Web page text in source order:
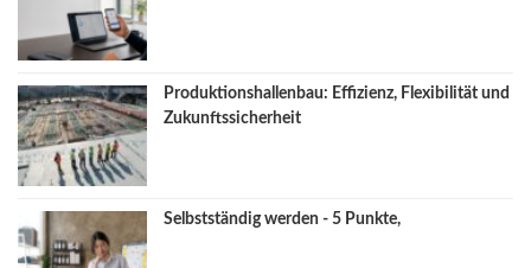
Produktionshallenbau: Effizienz, Flexibilität und
Zukunftssicherheit
Selbstständig werden - 5 Punkte,